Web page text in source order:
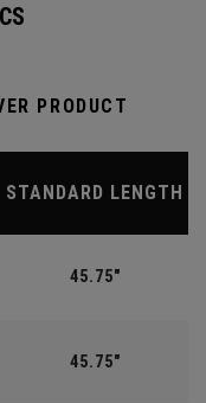
PRODUCT
STANDARD LENGTH
45.75"
45.75"